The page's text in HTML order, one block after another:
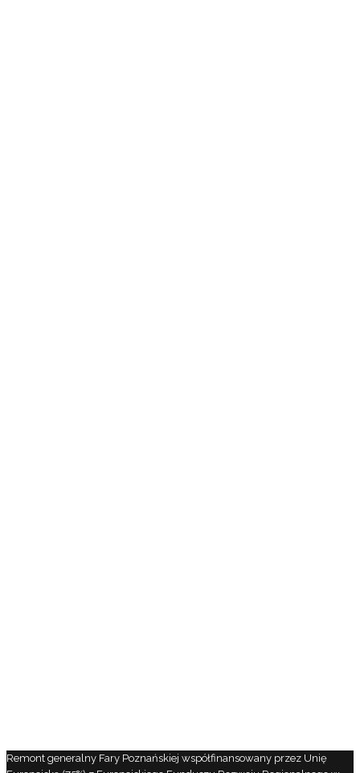
Remont generalny Fary Poznańskiej współfinansowany przez Unię